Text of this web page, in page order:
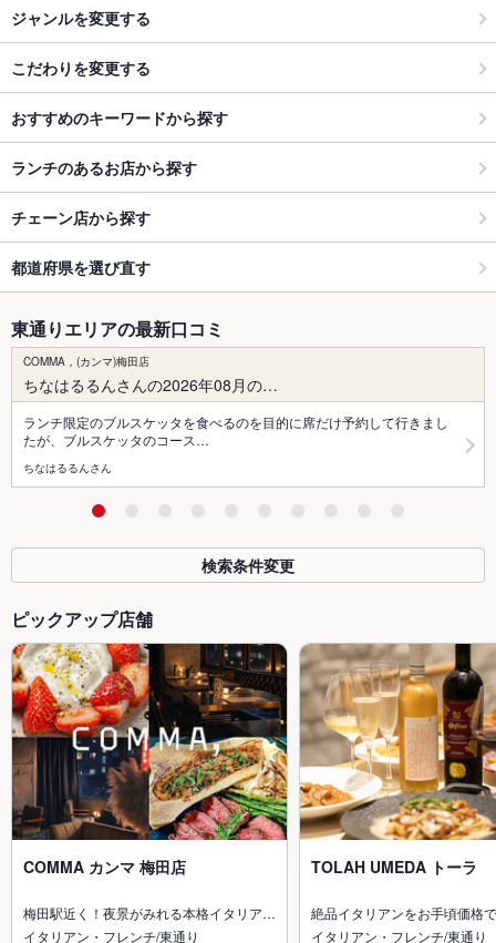
ジャンルを変更する
こだわりを変更する
おすすめのキーワードから探す
ランチのあるお店から探す
チェーン店から探す
都道府県を選び直す
東通りエリアの最新口コミ
COMMA，(カンマ)梅田店
ちなはるるんさんの2026年08月の…
ランチ限定のブルスケッタを食べるのを目的に席だけ予約して行きまし
たが、ブルスケッタのコース…
ちなはるるんさん
検索条件変更
ピックアップ店舗
COMMA カンマ 梅田店
梅田駅近く！夜景がみれる本格イタリア…
イタリアン・フレンチ/東通り
TOLAH UMEDA トーラ
絶品イタリアンをお手頃価格
イタリアン・フレンチ/東通り